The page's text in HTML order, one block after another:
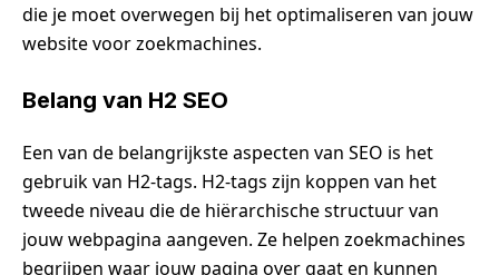
die je moet overwegen bij het optimaliseren van jouw
website voor zoekmachines.
Belang van H2 SEO
Een van de belangrijkste aspecten van SEO is het
gebruik van H2-tags. H2-tags zijn koppen van het
tweede niveau die de hiërarchische structuur van
jouw webpagina aangeven. Ze helpen zoekmachines
begrijpen waar jouw pagina over gaat en kunnen